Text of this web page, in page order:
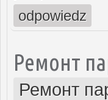
odpowiedz
Ремонт
Ремонт